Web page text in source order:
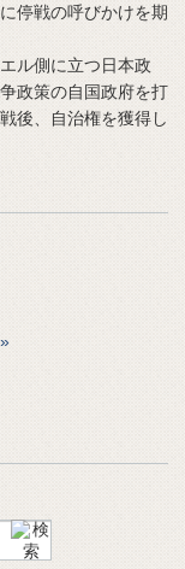
停戦の呼びかけを期
ル側に立つ日本政
政策の自国政府を打
後、自治権を獲得し